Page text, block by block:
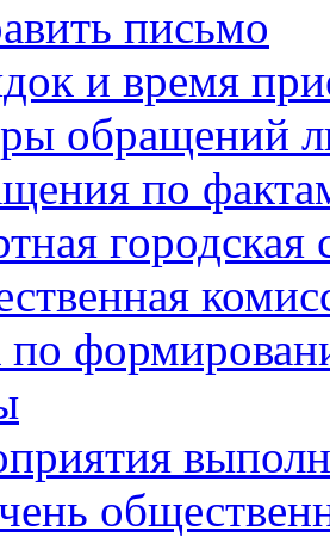
письмо
и время
обращений
по
городская